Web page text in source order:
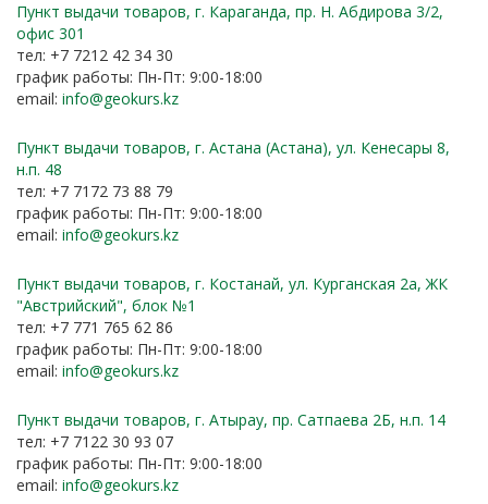
Пункт выдачи товаров, г. Караганда, пр. Н. Абдирова 3/2,
офис 301
тел: +7 7212 42 34 30
график работы: Пн-Пт: 9:00-18:00
email: info@geokurs.kz
Пункт выдачи товаров, г. Астана (Астана), ул. Кенесары 8,
н.п. 48
тел: +7 7172 73 88 79
график работы: Пн-Пт: 9:00-18:00
email: info@geokurs.kz
Пункт выдачи товаров, г. Костанай, ул. Курганская 2а, ЖК
"Австрийский", блок №1
тел: +7 771 765 62 86
график работы: Пн-Пт: 9:00-18:00
email: info@geokurs.kz
Пункт выдачи товаров, г. Атырау, пр. Сатпаева 2Б, н.п. 14
тел: +7 7122 30 93 07
график работы: Пн-Пт: 9:00-18:00
email: info@geokurs.kz